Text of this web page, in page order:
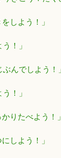
しよう！」
！」
んでしよう！」
！」
りたべよう！」
しよう！」